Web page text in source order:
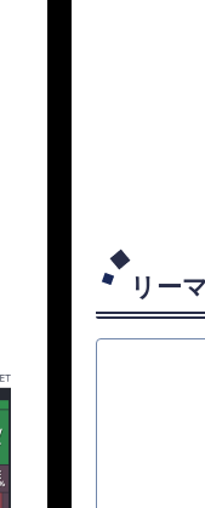
リー